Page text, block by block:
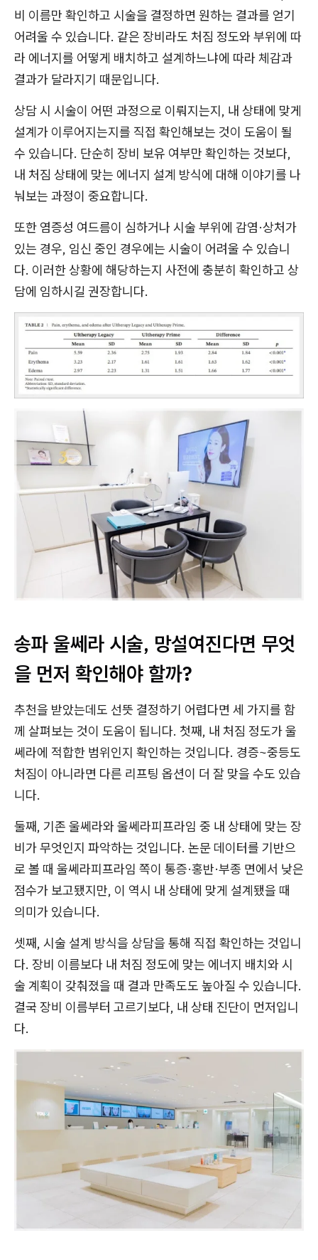
비 이름만 확인하고 시술을 결정하면 원하는 결과를 얻기
어려울 수 있습니다. 같은 장비라도 처짐 정도와 부위에 따
라 에너지를 어떻게 배치하고 설계하느냐에 따라 체감과
결과가 달라지기 때문입니다.
상담 시 시술이 어떤 과정으로 이뤄지는지, 내 상태에 맞게
설계가 이루어지는지를 직접 확인해보는 것이 도움이 될
수 있습니다. 단순히 장비 보유 여부만 확인하는 것보다,
내 처짐 상태에 맞는 에너지 설계 방식에 대해 이야기를 나
눠보는 과정이 중요합니다.
또한 염증성 여드름이 심하거나 시술 부위에 감염·상처가
있는 경우, 임신 중인 경우에는 시술이 어려울 수 있습니
다. 이러한 상황에 해당하는지 사전에 충분히 확인하고 상
담에 임하시길 권장합니다.
송파 울쎄라 시술, 망설여진다면 무엇
을 먼저 확인해야 할까?
추천을 받았는데도 선뜻 결정하기 어렵다면 세 가지를 함
께 살펴보는 것이 도움이 됩니다. 첫째, 내 처짐 정도가 울
쎄라에 적합한 범위인지 확인하는 것입니다. 경증~중등도
처짐이 아니라면 다른 리프팅 옵션이 더 잘 맞을 수도 있습
니다.
둘째, 기존 울쎄라와 울쎄라피프라임 중 내 상태에 맞는 장
비가 무엇인지 파악하는 것입니다. 논문 데이터를 기반으
로 볼 때 울쎄라피프라임 쪽이 통증·홍반·부종 면에서 낮은
점수가 보고됐지만, 이 역시 내 상태에 맞게 설계됐을 때
의미가 있습니다.
셋째, 시술 설계 방식을 상담을 통해 직접 확인하는 것입니
다. 장비 이름보다 내 처짐 정도에 맞는 에너지 배치와 시
술 계획이 갖춰졌을 때 결과 만족도도 높아질 수 있습니다.
결국 장비 이름부터 고르기보다, 내 상태 진단이 먼저입니
다.